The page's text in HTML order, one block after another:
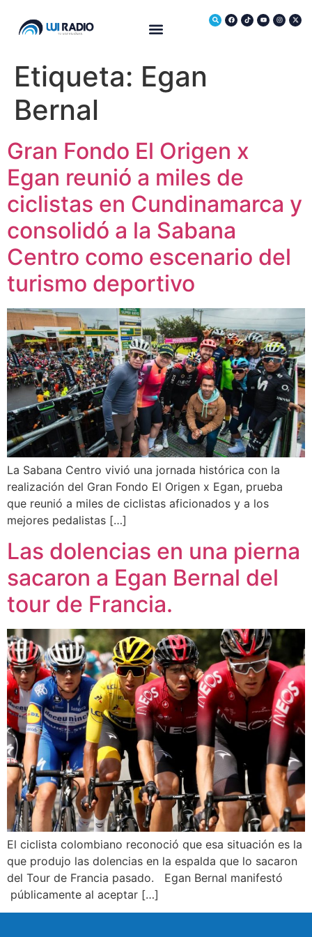
Etiqueta: Egan
Bernal
Gran Fondo El Origen x
Egan reunió a miles de
ciclistas en Cundinamarca y
consolidó a la Sabana
Centro como escenario del
turismo deportivo
La Sabana Centro vivió una jornada histórica con la
realización del Gran Fondo El Origen x Egan, prueba
que reunió a miles de ciclistas aficionados y a los
mejores pedalistas […]
Las dolencias en una pierna
sacaron a Egan Bernal del
tour de Francia.
El ciclista colombiano reconoció que esa situación es la
que produjo las dolencias en la espalda que lo sacaron
del Tour de Francia pasado. Egan Bernal manifestó
públicamente al aceptar […]